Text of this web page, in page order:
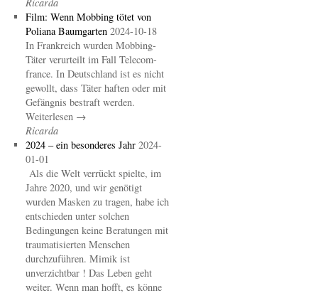
Film: Wenn Mobbing tötet von
Poliana Baumgarten 2024-10-18
In Frankreich wurden Mobbing-
Täter verurteilt im Fall Telecom-
france. In Deutschland ist es nicht
gewollt, dass Täter haften oder mit
Gefängnis bestraft werden.
Weiterlesen →
Ricarda
2024 – ein besonderes Jahr 2024-
01-01
Als die Welt verrückt spielte, im
Jahre 2020, und wir genötigt
wurden Masken zu tragen, habe ich
entschieden unter solchen
Bedingungen keine Beratungen mit
traumatisierten Menschen
durchzuführen. Mimik ist
unverzichtbar ! Das Leben geht
weiter. Wenn man hofft, es könne